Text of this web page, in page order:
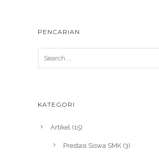
PENCARIAN
KATEGORI
Artikel (15)
Prestasi Siswa SMK (3)